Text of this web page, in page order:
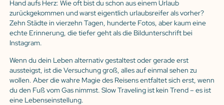
Hand aufs Herz: Wie oft bist du schon aus einem Urlaub
zurückgekommen und warst eigentlich urlaubsreifer als vorher?
Zehn Städte in vierzehn Tagen, hunderte Fotos, aber kaum eine
echte Erinnerung, die tiefer geht als die Bildunterschrift bei
Instagram.
Wenn du dein Leben alternativ gestaltest oder gerade erst
aussteigst, ist die Versuchung groß, alles auf einmal sehen zu
wollen. Aber die wahre Magie des Reisens entfaltet sich erst, wenn
du den Fuß vom Gas nimmst. Slow Traveling ist kein Trend – es ist
eine Lebenseinstellung.